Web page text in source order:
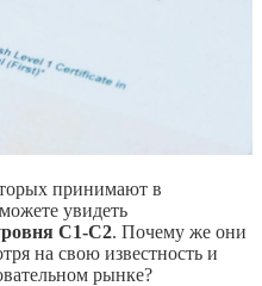
принимают в
увидеть
C1-C2. Почему же они
на свою известность и
рынке?